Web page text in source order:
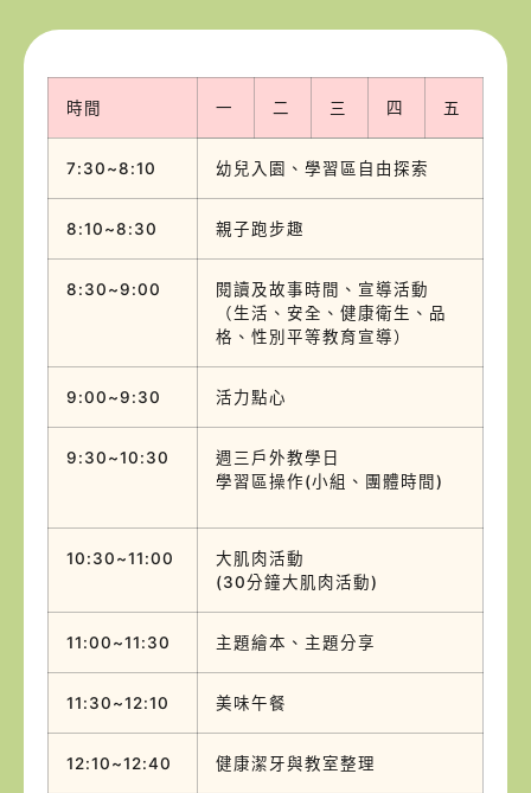
時間 一 二 三 四 五
7:30~8:10 幼兒入園、學習區自由探索
8:10~8:30 親子跑步趣
8:30~9:00
閱讀及故事時間、宣導活動
（生活、安全、健康衛生、品
格、性別平等教育宣導）
9:00~9:30 活力點心
9:30~10:30
週三戶外教學日
學習區操作(小組、團體時間)
10:30~11:00
大肌肉活動
(30分鐘大肌肉活動)
11:00~11:30 主題繪本、主題分享
11:30~12:10 美味午餐
12:10~12:40 健康潔牙與教室整理